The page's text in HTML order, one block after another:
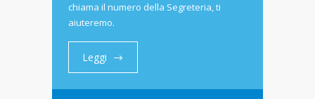
chiama il numero della Segreteria, ti
aiuteremo.
Leggi